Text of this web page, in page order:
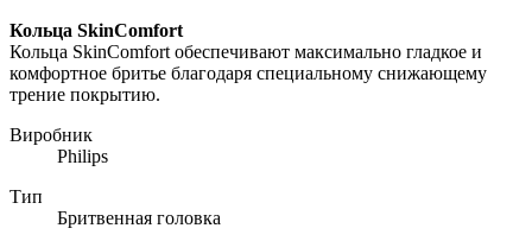
Кольца SkinComfort
Кольца SkinComfort обеспечивают максимально гладкое и
комфортное бритье благодаря специальному снижающему
трение покрытию.
Виробник
Philips
Тип
Бритвенная головка